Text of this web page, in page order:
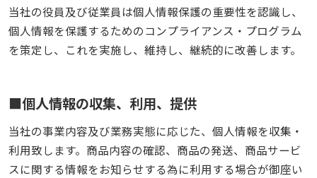
当社の役員及び従業員は個人情報保護の重要性を認識し、
個人情報を保護するためのコンプライアンス・プログラム
を策定し、これを実施し、維持し、継続的に改善します。
個人情報の収集、利用、提供
当社の事業内容及び業務実態に応じた、個人情報を収集・
利用致します。商品内容の確認、商品の発送、商品サービ
スに関する情報をお知らせする為に利用する場合が御座い